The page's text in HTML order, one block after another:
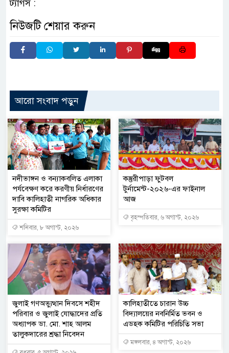
ট্যাগস :
নিউজটি শেয়ার করুন
আরো সংবাদ পড়ুন
নদীভাঙ্গন ও বন্যাকবলিত এলাকা
পর্যবেক্ষণ করে করণীয় নির্ধারণের
দাবি কালিহাতী নাগরিক অধিকার
সুরক্ষা কমিটির
শনিবার, ৮ অগাস্ট, ২০২৬
কস্তুরীপাড়া ফুটবল
টুর্নামেন্ট-২০২৬-এর ফাইনাল
আজ
বৃহস্পতিবার, ৬ অগাস্ট, ২০২৬
জুলাই গণঅভ্যুত্থান দিবসে শহীদ
পরিবার ও জুলাই যোদ্ধাদের প্রতি
অধ্যাপক ডা. মো. শাহ আলম
তালুকদারের শ্রদ্ধা নিবেদন
কালিহাতীতে চারান উচ্চ
বিদ্যালয়ের নবনির্মিত ভবন ও
এডহক কমিটির পরিচিতি সভা
মঙ্গলবার, ৪ অগাস্ট, ২০২৬